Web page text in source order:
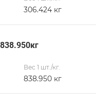
306.424 кг
Вес 1 шт./кг.
838.950 кг